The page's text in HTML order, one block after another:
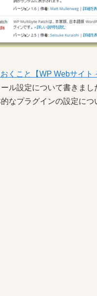
くこと【WP Webサイト
ル設定について書きまし
なプラグインの設定につ